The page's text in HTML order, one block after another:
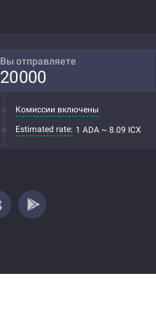
Вы отправляете
Комиссии включены
Estimated rate: 1 ADA ~ 8.09 ICX